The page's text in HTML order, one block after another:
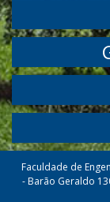
Faculdade de
- Barão Geraldo